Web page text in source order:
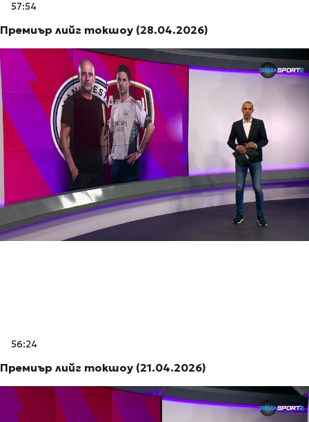
57:54
Премиър лийг токшоу (28.04.2026)
56:24
Премиър лийг токшоу (21.04.2026)